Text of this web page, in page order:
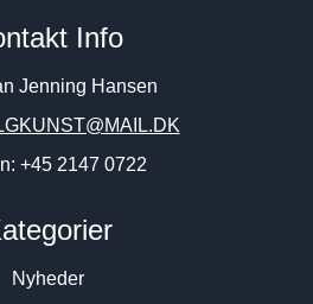
kirke” 1974. 50x80cm.
Info
Jenning Hansen
+45 2147 0722
Nyheder